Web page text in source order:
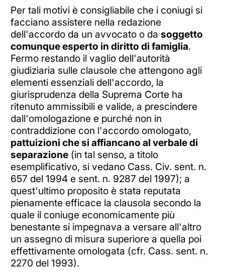
Per tali motivi è consigliabile che i coniugi si
facciano assistere nella redazione
dell'accordo da un avvocato o da soggetto
comunque esperto in diritto di famiglia.
Fermo restando il vaglio dell'autorità
giudiziaria sulle clausole che attengono agli
elementi essenziali dell'accordo, la
giurisprudenza della Suprema Corte ha
ritenuto ammissibili e valide, a prescindere
dall'omologazione e purché non in
contraddizione con l'accordo omologato,
pattuizioni che si affiancano al verbale di
separazione(in tal senso, a titolo
esemplificativo, si vedano Cass. Civ. sent. n.
657 del 1994 e sent. n. 9287 del 1997); a
quest'ultimo proposito è stata reputata
pienamente efficace la clausola secondo la
quale il coniuge economicamente più
benestante si impegnava a versare all'altro
un assegno di misura superiore a quella poi
effettivamente omologata (cfr. Cass. sent. n.
2270 del 1993).